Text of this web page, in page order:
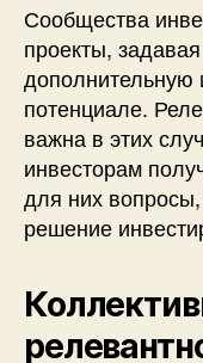
Сообщества
проекты,
дополнительную
потенциале.
важна в этих
инвесторам
для них
решение